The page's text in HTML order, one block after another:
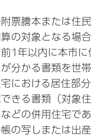
票謄本または住
算の対象となる場合
1年以内に本市に
分かる書類を世
における居住部
きる書類（対象
どの併用住宅であ
の写しまたは出